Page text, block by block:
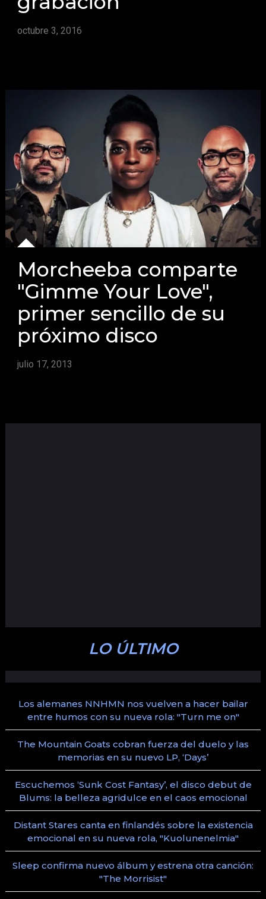
octubre 3, 2016
Morcheeba comparte
"Gimme Your Love",
primer sencillo de su
próximo disco
julio 17, 2013
LO ÚLTIMO
Los alemanes NNHMN nos vuelven a hacer bailar
entre humos con su nueva rola: "Turn me on"
The Mountain Goats cobran fuerza del duelo y las
memorias en su nuevo LP, ‘Days’
Escuchemos ‘Sunk Cost Fantasy’, el disco debut de
Blums: la belleza agridulce en el caos emocional
Distant Stares canta en finlandés sobre la existencia
emocional en su nueva rola, "Kuolunenelmia"
Sleep confirma nuevo álbum y estrena otra canción:
"The Morrisist"